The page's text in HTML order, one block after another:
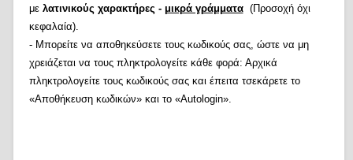
με λατινικούς χαρακτήρες - μικρά γράμματα(Προσοχή όχι
κεφαλαία).
- Μπορείτε να αποθηκεύσετε τους κωδικούς σας, ώστε να μη
χρειάζεται να τους πληκτρολογείτε κάθε φορά: Αρχικά
πληκτρολογείτε τους κωδικούς σας και έπειτα τσεκάρετε το
«Αποθήκευση κωδικών» και το «Autologin».